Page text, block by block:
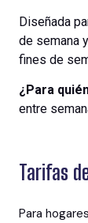
Diseñada
de semana y
fines de
¿Para
entre
Tarifas
Para